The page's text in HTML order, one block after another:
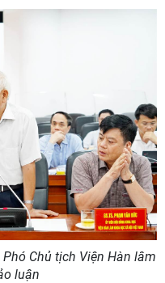
Chủ tịch Viện Hàn lâm
luận